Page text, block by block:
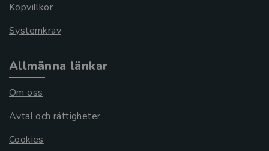
Köpvillkor
Systemkrav
Allmänna länkar
Om oss
Avtal och rättigheter
Cookies